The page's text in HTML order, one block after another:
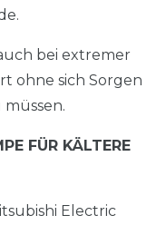
bei extremer
ohne sich Sorgen
FÜR KÄLTERE
Electric